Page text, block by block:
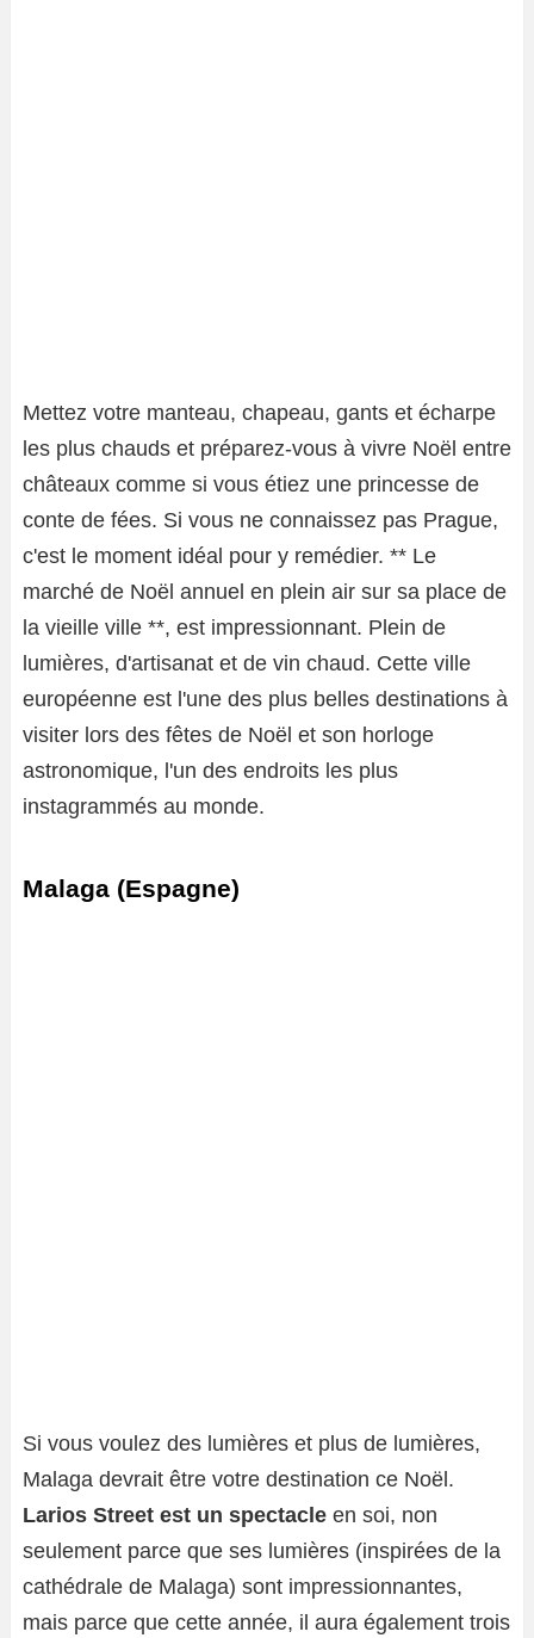
Mettez votre manteau, chapeau, gants et écharpe
les plus chauds et préparez-vous à vivre Noël entre
châteaux comme si vous étiez une princesse de
conte de fées. Si vous ne connaissez pas Prague,
c'est le moment idéal pour y remédier. ** Le
marché de Noël annuel en plein air sur sa place de
la vieille ville **, est impressionnant. Plein de
lumières, d'artisanat et de vin chaud. Cette ville
européenne est l'une des plus belles destinations à
visiter lors des fêtes de Noël et son horloge
astronomique, l'un des endroits les plus
instagrammés au monde.
Malaga (Espagne)
Si vous voulez des lumières et plus de lumières,
Malaga devrait être votre destination ce Noël.
Larios Street est un spectacle en soi, non
seulement parce que ses lumières (inspirées de la
cathédrale de Malaga) sont impressionnantes,
mais parce que cette année, il aura également trois